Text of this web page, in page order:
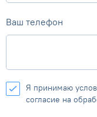
Ваш телефон
Я принимаю
согласие на